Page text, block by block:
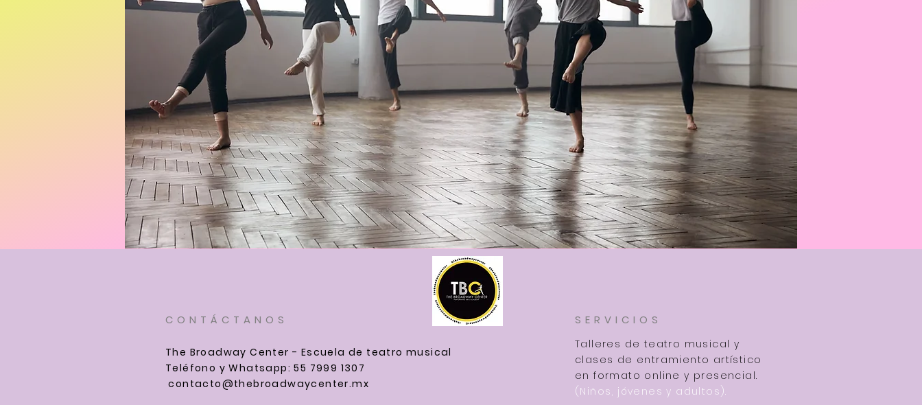
CONTÁCTANOS
The Broadway Center - Escuela de teatro musical
Teléfono y Whatsapp: 55 7999 1307
contacto@thebroadwaycenter.mx
SERVICIOS
Talleres de teatro musical y
clases de entramiento artístico
en formato online y presencial.
(Niños, jóvenes y adultos).